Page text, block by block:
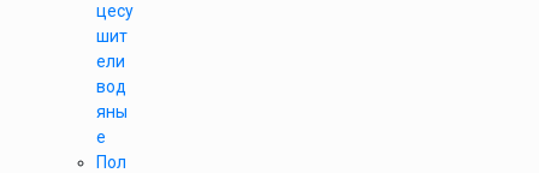
цесу
шит
ели
вод
яны
е
Пол